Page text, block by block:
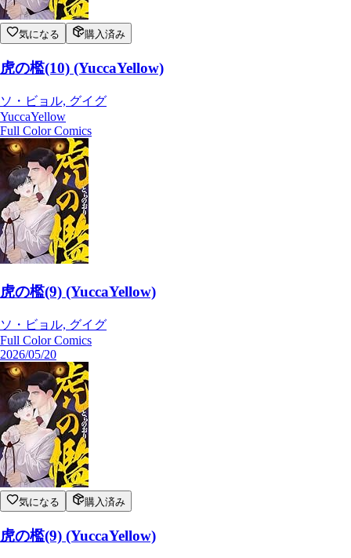
気になる 購入済み
虎の檻(10) (YuccaYellow)
ソ・ビョル, グイグ
YuccaYellow
Full Color Comics
虎の檻(9) (YuccaYellow)
ソ・ビョル, グイグ
Full Color Comics
2026/05/20
気になる 購入済み
虎の檻(9) (YuccaYellow)